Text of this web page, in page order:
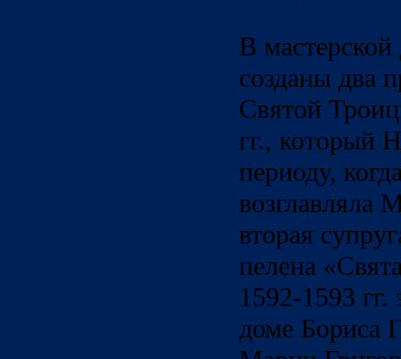
В
созданы два
Святой
гг., который
периоду,
возглавляла
вторая
пелена
1592-1593 гг.
доме Бориса